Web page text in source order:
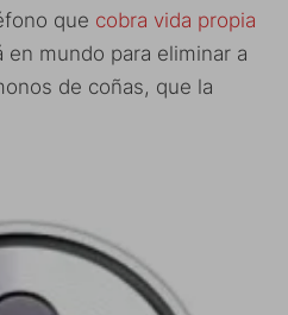
que cobra vida propia
mundo para eliminar a
de coñas, que la